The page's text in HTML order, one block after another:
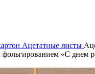
Ацетатные листы
фольгированием «С днем